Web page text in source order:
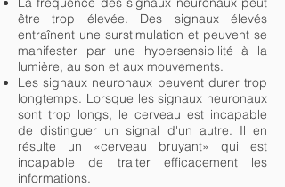
être trop élevée. Des signaux élevés
entraînent une surstimulation et peuvent se
manifester par une hypersensibilité à la
lumière, au son et aux mouvements.
Les signaux neuronaux peuvent durer trop
longtemps. Lorsque les signaux neuronaux
sont trop longs, le cerveau est incapable
de distinguer un signal d'un autre. Il en
résulte un «cerveau bruyant» qui est
incapable de traiter efficacement les
informations.